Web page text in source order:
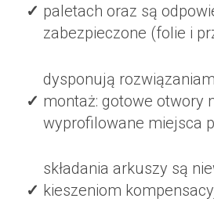
paletach oraz są
zabezpieczone (folie i
dysponują
montaż: gotowe otwory
wyprofilowane miejsca
składania arkuszy są
kieszeniom